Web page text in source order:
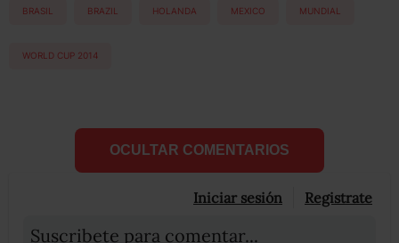
BRASIL BRAZIL HOLANDA MEXICO MUNDIAL
WORLD CUP 2014
OCULTAR COMENTARIOS
Iniciar sesión Registrate
Suscribete para comentar...